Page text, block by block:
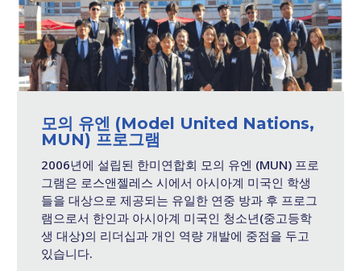
모의 유엔 (Model United Nations,
MUN) 프로그램
2006년에 설립된 한미연합회 모의 유엔 (MUN) 프로
그램은 로스앤젤레스 시에서 아시아계 미국인 학생
들을 대상으로 제공되는 유일한 연중 방과 후 프로그
램으로서 한인과 아시아계 미국인 청소년(중고등학
생 대상)의 리더십과 개인 역량 개발에 중점을 두고
있습니다.